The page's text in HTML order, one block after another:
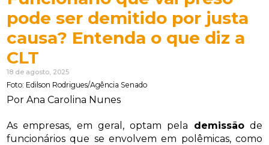
pode ser demitido por justa
causa? Entenda o que diz a
CLT
18 de agosto, 2025
Foto: Edilson Rodrigues/Agência Senado
Por Ana Carolina Nunes
As empresas, em geral, optam pela demissãode
funcionários que se envolvem em polêmicas, como